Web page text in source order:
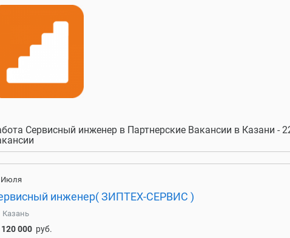
Сервисный инженер в Партнерские Вакансии в Казани -
Июля
инженер( ЗИПТЕХ-СЕРВИС )
Казань
120 000 руб.